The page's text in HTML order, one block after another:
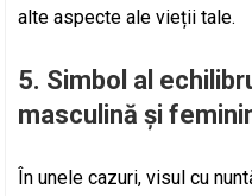
alte aspecte ale vieții tale.
5. Simbol al
masculină și
În unele cazuri, visul cu